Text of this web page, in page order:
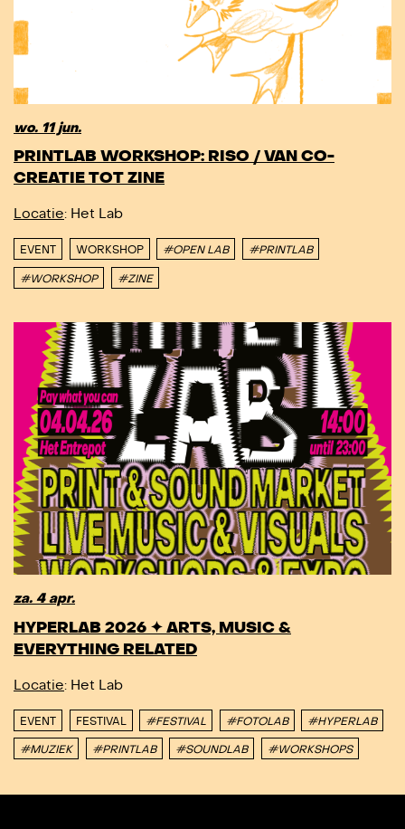
wo. 11 jun.
PRINTLAB WORKSHOP: RISO / VAN CO-
CREATIE TOT ZINE
Locatie: Het Lab
EVENT WORKSHOP #OPEN LAB #PRINTLAB
#WORKSHOP #ZINE
za. 4 apr.
HYPERLAB 2026 ✦ ARTS, MUSIC &
EVERYTHING RELATED
Locatie: Het Lab
EVENT FESTIVAL #FESTIVAL #FOTOLAB #HYPERLAB
#MUZIEK #PRINTLAB #SOUNDLAB #WORKSHOPS